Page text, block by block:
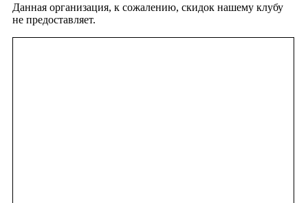
Данная организация, к сожалению, скидок нашему клубу
не предоставляет.